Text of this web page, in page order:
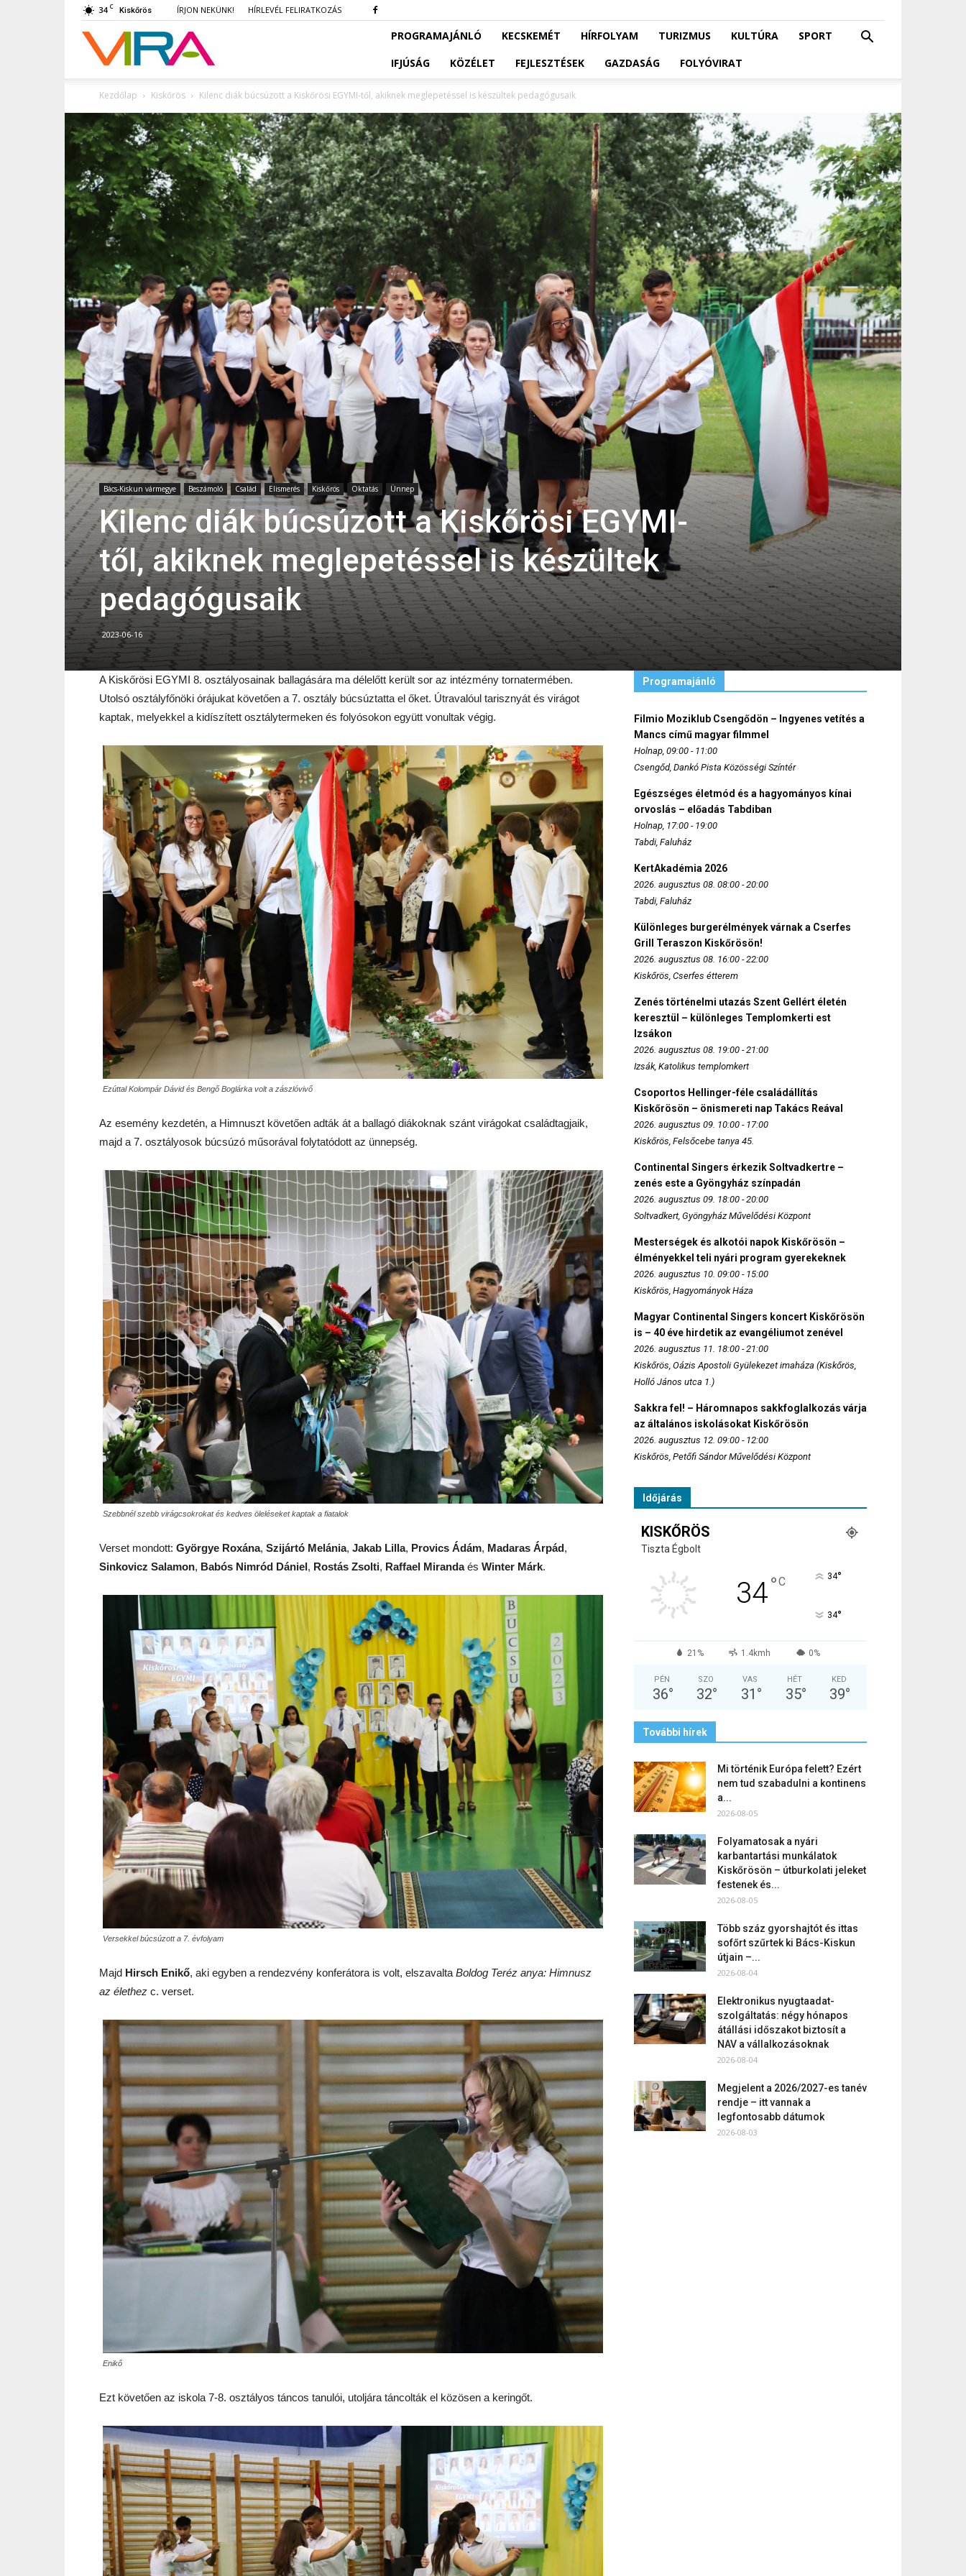
34 C Kiskőrös ÍRJON NEKÜNK! HÍRLEVÉL FELIRATKOZÁS
VIRA PROGRAMAJÁNLÓ KECSKEMÉT HÍRFOLYAM TURIZMUS KULTÚRA
SPORT
IFJÚSÁG
KÖZÉLET FEJLESZTÉSEK GAZDASÁG FOLYÓVIRAT
Kezdőlap Kiskőrös Kilenc diák búcsúzott a Kiskőrösi EGYMI-től, akiknek meglepetéssel is készültek pedagógusaik
Bács-Kiskun vármegye Beszámoló Család Elismerés Kiskőrös Oktatás Ünnep
Kilenc diák búcsúzott a Kiskőrösi EGYMI-
től, akiknek meglepetéssel is készültek
pedagógusaik
2023-06-16
A Kiskőrösi EGYMI 8. osztályosainak ballagására ma délelőtt került sor az intézmény tornatermében.
Utolsó osztályfőnöki órájukat követően a 7. osztály búcsúztatta el őket. Útravalóul tarisznyát és virágot
kaptak, melyekkel a kidíszített osztálytermeken és folyósokon együtt vonultak végig.
Ezúttal Kolompár Dávid és Bengő Boglárka volt a zászlóvivő
Az esemény kezdetén, a Himnuszt követően adták át a ballagó diákoknak szánt virágokat családtagjaik,
majd a 7. osztályosok búcsúzó műsorával folytatódott az ünnepség.
Szebbnél szebb virágcsokrokat és kedves öleléseket kaptak a fiatalok
Verset mondott: Györgye Roxána, Szijártó Melánia, Jakab Lilla, Provics Ádám, Madaras Árpád,
Sinkovicz Salamon, Babós Nimród Dániel, Rostás Zsolti, Raffael Mirandaés Winter Márk.
Versekkel búcsúzott a 7. évfolyam
Majd Hirsch Enikő, aki egyben a rendezvény konferátora is volt, elszavalta Boldog Teréz anya: Himnusz
az élethez c. verset.
Enikő
Ezt követően az iskola 7-8. osztályos táncos tanulói, utoljára táncolták el közösen a keringőt.
Programajánló
Filmio Moziklub Csengődön – Ingyenes vetítés a
Mancs című magyar filmmel
Holnap, 09:00 - 11:00
Csengőd, Dankó Pista Közösségi Színtér
Egészséges életmód és a hagyományos kínai
orvoslás – előadás Tabdiban
Holnap, 17:00 - 19:00
Tabdi, Faluház
KertAkadémia 2026
2026. augusztus 08. 08:00 - 20:00
Tabdi, Faluház
Különleges burgerélmények várnak a Cserfes
Grill Teraszon Kiskőrösön!
2026. augusztus 08. 16:00 - 22:00
Kiskőrös, Cserfes étterem
Zenés történelmi utazás Szent Gellért életén
keresztül – különleges Templomkerti est
Izsákon
2026. augusztus 08. 19:00 - 21:00
Izsák, Katolikus templomkert
Csoportos Hellinger-féle családállítás
Kiskőrösön – önismereti nap Takács Reával
2026. augusztus 09. 10:00 - 17:00
Kiskőrös, Felsőcebe tanya 45.
Continental Singers érkezik Soltvadkertre –
zenés este a Gyöngyház színpadán
2026. augusztus 09. 18:00 - 20:00
Soltvadkert, Gyöngyház Művelődési Központ
Mesterségek és alkotói napok Kiskőrösön –
élményekkel teli nyári program gyerekeknek
2026. augusztus 10. 09:00 - 15:00
Kiskőrös, Hagyományok Háza
Magyar Continental Singers koncert Kiskőrösön
is – 40 éve hirdetik az evangéliumot zenével
2026. augusztus 11. 18:00 - 21:00
Kiskőrös, Oázis Apostoli Gyülekezet imaháza (Kiskőrös,
Holló János utca 1.)
Sakkra fel! – Háromnapos sakkfoglalkozás várja
az általános iskolásokat Kiskőrösön
2026. augusztus 12. 09:00 - 12:00
Kiskőrös, Petőfi Sándor Művelődési Központ
Időjárás
KISKŐRÖS
Tiszta Égbolt
34°C 34°
34°
21% 1.4kmh 0%
PÉN
36°
SZO
32°
VAS
31 °
HÉT
35°
KED
39°
További hírek
Mi történik Európa felett? Ezért
nem tud szabadulni a kontinens
a...
2026-08-05
Folyamatosak a nyári
karbantartási munkálatok
Kiskőrösön – útburkolati jeleket
festenek és...
2026-08-05
Több száz gyorshajtót és ittas
sofőrt szűrtek ki Bács-Kiskun
útjain –...
2026-08-04
Elektronikus nyugtaadat-
szolgáltatás: négy hónapos
átállási időszakot biztosít a
NAV a vállalkozásoknak
2026-08-04
Megjelent a 2026/2027-es tanév
rendje – itt vannak a
legfontosabb dátumok
2026-08-03